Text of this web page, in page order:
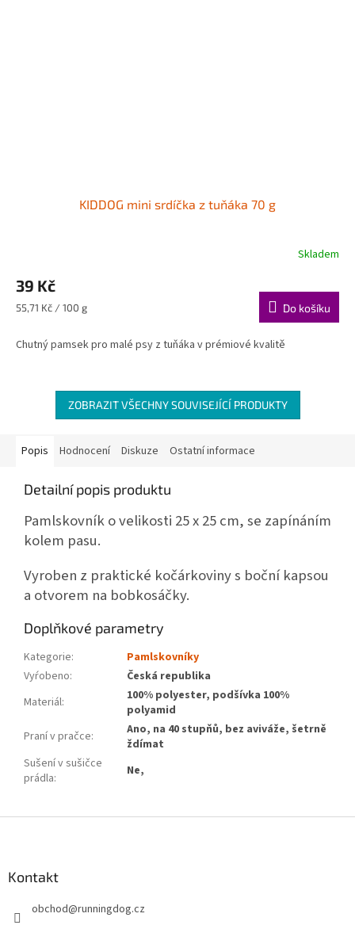
KIDDOG mini srdíčka z tuňáka 70 g
produktu
je
5,0
5
Skladem
39 Kč
Měrná
55,71 Kč / 100 g Do košíku
Chutný pamsek pro malé psy z tuňáka v prémiové kvalitě
ZOBRAZIT VŠECHNY SOUVISEJÍCÍ PRODUKTY
Popis Hodnocení Diskuze Ostatní informace
Detailní popis produktu
Pamlskovník o velikosti 25 x 25 cm, se zapínáním
kolem pasu.
Vyroben z praktické kočárkoviny s boční kapsou
a otvorem na bobkosáčky.
Doplňkové parametry
Kategorie:
Pamlskovníky
Vyŕobeno:
Česká republika
Materiál:
100% polyester, podšívka 100%
polyamid
Praní v pračce:
Ano, na 40 stupňů, bez aviváže, šetrně
ždímat
Sušení v sušičce
prádla: Ne,
Kontakt
obchod@runningdog.cz